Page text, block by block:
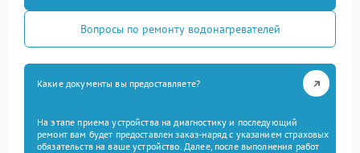
Вопросы по ремонту водонагревателей
Какие документы вы предоставляете?
На этапе приема устройства на диагностику и последующий
ремонт вам будет предоставлен заказ-наряд с указанием страховых
обязательств на ваше устройство. Далее, после выполнения работ